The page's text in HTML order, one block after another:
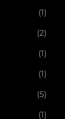
(1)
(2)
(1)
(1)
(5)
(1)